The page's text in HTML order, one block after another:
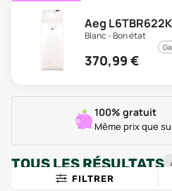
Aeg L6TBR622K
Blanc - Bon état
370,99 €
100% gratuit
Même prix que
TOUS LES RÉSULTATS
FILTRER